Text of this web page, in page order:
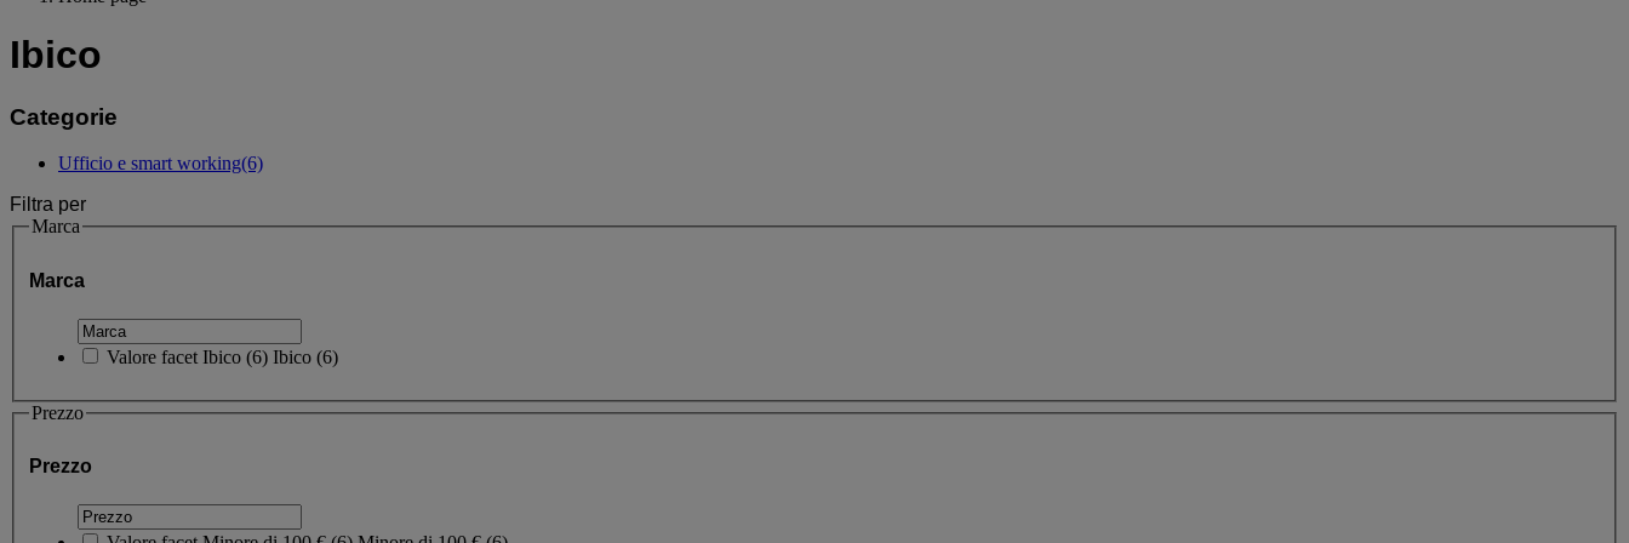
Ibico
Categorie
Ufficio e smart working(6)
Filtra per
Marca
Marca
Valore facet Ibico (6) Ibico (6)
Prezzo
Prezzo